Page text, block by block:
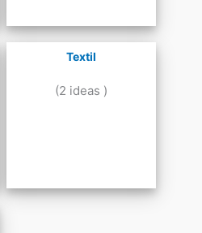
Textil
(2 ideas )